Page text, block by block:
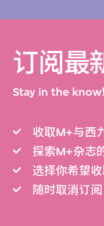
订阅最
Stay in the know!
收取M+与西
探索M+杂志
选择你希望
随时取消订阅